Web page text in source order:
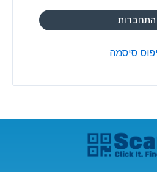
התחברות
סיסמה